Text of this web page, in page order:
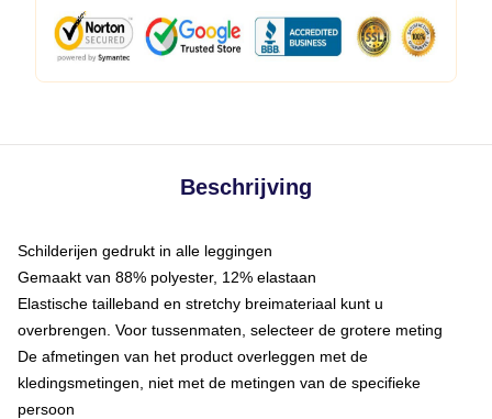
Beschrijving
Schilderijen gedrukt in alle leggingen
Gemaakt van 88% polyester, 12% elastaan
Elastische tailleband en stretchy breimateriaal kunt u
overbrengen. Voor tussenmaten, selecteer de grotere meting
De afmetingen van het product overleggen met de
kledingsmetingen, niet met de metingen van de specifieke
persoon